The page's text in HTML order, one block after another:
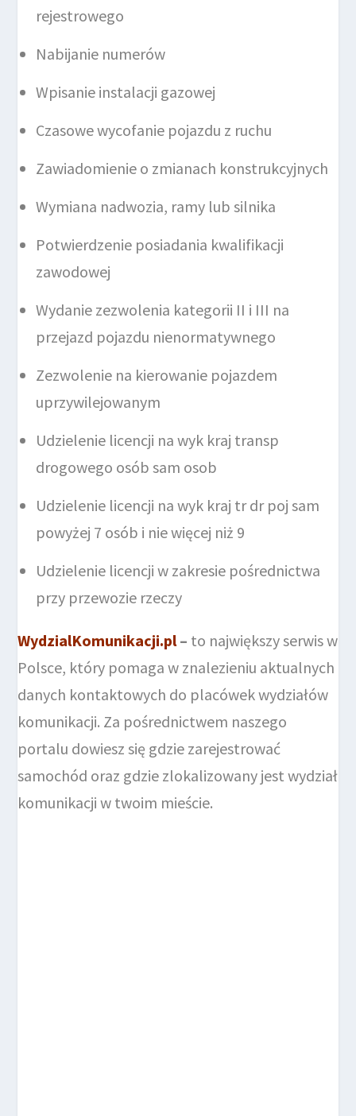
rejestrowego
Nabijanie numerów
Wpisanie instalacji gazowej
Czasowe wycofanie pojazdu z ruchu
Zawiadomienie o zmianach konstrukcyjnych
Wymiana nadwozia, ramy lub silnika
Potwierdzenie posiadania kwalifikacji
zawodowej
Wydanie zezwolenia kategorii II i III na
przejazd pojazdu nienormatywnego
Zezwolenie na kierowanie pojazdem
uprzywilejowanym
Udzielenie licencji na wyk kraj transp
drogowego osób sam osob
Udzielenie licencji na wyk kraj tr dr poj sam
powyżej 7 osób i nie więcej niż 9
Udzielenie licencji w zakresie pośrednictwa
przy przewozie rzeczy
WydzialKomunikacji.pl– to największy serwis w
Polsce, który pomaga w znalezieniu aktualnych
danych kontaktowych do placówek wydziałów
komunikacji. Za pośrednictwem naszego
portalu dowiesz się gdzie zarejestrować
samochód oraz gdzie zlokalizowany jest wydział
komunikacji w twoim mieście.